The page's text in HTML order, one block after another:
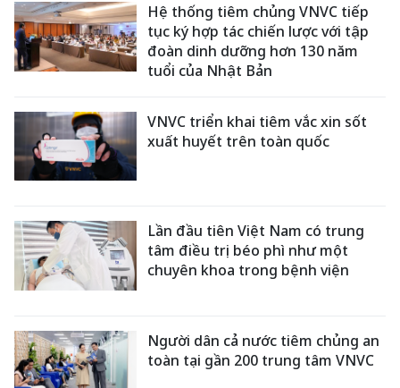
Hệ thống tiêm chủng VNVC tiếp
tục ký hợp tác chiến lược với tập
đoàn dinh dưỡng hơn 130 năm
tuổi của Nhật Bản
VNVC triển khai tiêm vắc xin sốt
xuất huyết trên toàn quốc
Lần đầu tiên Việt Nam có trung
tâm điều trị béo phì như một
chuyên khoa trong bệnh viện
Người dân cả nước tiêm chủng an
toàn tại gần 200 trung tâm VNVC